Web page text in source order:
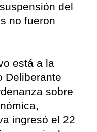
del
no fueron
está a la
Deliberante
sobre
ingresó el 22